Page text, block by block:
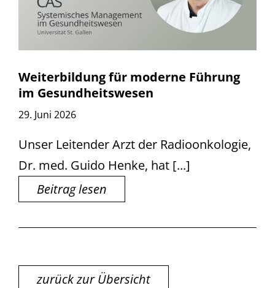
Weiterbildung für moderne Führung
im Gesundheitswesen
29. Juni 2026
Unser Leitender Arzt der Radioonkologie,
Dr. med. Guido Henke, hat [...]
Beitrag lesen
zurück zur Übersicht